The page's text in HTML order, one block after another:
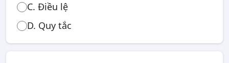
C. Điều lệ
D. Quy tắc